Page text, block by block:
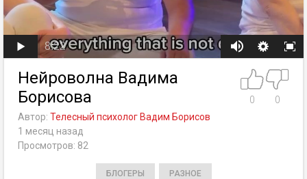
8:22
Нейроволна Вадима
Борисова
0
0
Автор: Телесный психолог Вадим Борисов
1 месяц назад
Просмотров: 82
БЛОГЕРЫ РАЗНОЕ